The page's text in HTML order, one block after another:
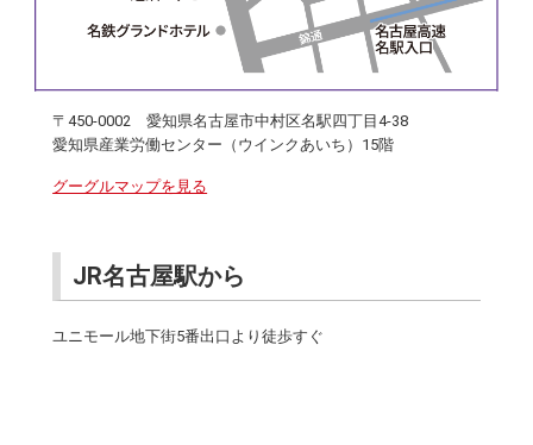
〒450-0002 愛知県名古屋市中村区名駅四丁目4-38
愛知県産業労働センター（ウインクあいち）15階
グーグルマップを見る
JR名古屋駅から
ユニモール地下街5番出口より徒歩すぐ